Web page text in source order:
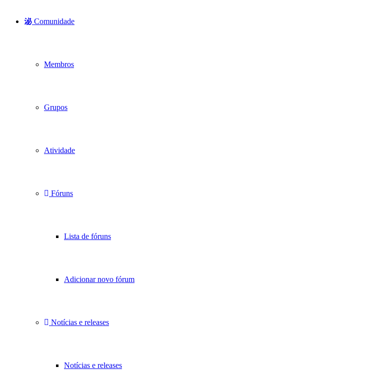
Comunidade
Membros
Grupos
Atividade
Fóruns
Lista de fóruns
Adicionar novo fórum
Notícias e releases
Notícias e releases